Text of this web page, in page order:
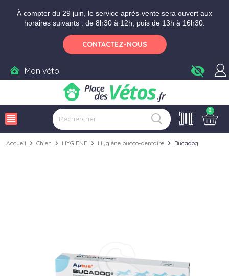
À compter du 29 juin, le service après-vente sera ouvert aux
horaires suivants : de 8h30 à 12h, puis de 13h à 16h30.
CONTACTEZ-NOUS
Mon véto visibility_off
view_headline
0
Accueil chevron_right Chien chevron_right HYGIENE chevron_right Hygiène bucco-dentaire chevron_right Bucadog